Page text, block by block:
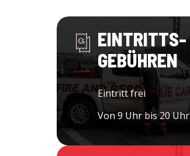
EINTRITTS-
GEBÜHREN
Eintritt frei
Von 9 Uhr bis 20 Uhr